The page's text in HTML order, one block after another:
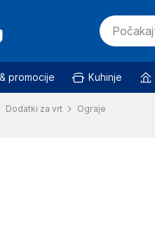
promocije Kuhinje
Dodatki za vrt Ograje